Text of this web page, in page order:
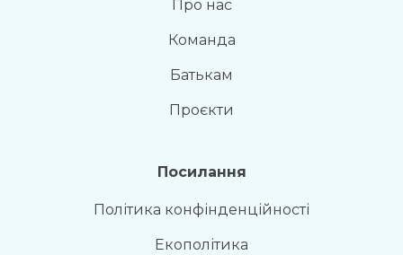
Про нас
Команда
Батькам
Проєкти
Посилання
Політика конфінденційності
Екополітика